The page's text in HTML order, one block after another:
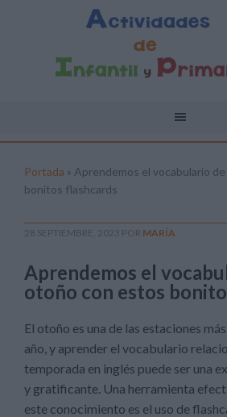
Portada » Aprendemos el vocabulario
bonitos flashcards
28 SEPTIEMBRE, 2023 POR MARÍA
Aprendemos el
otoño con estos
El otoño es una de las estaciones
año, y aprender el vocabulario
temporada en inglés puede ser una
y gratificante. Una herramienta
este conocimiento es el uso de